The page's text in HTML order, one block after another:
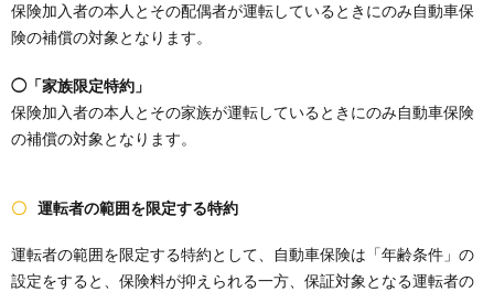
保険加入者の本人とその配偶者が運転しているときにのみ自動車保
険の補償の対象となります。
◯「家族限定特約」
保険加入者の本人とその家族が運転しているときにのみ自動車保険
の補償の対象となります。
運転者の範囲を限定する特約
運転者の範囲を限定する特約として、自動車保険は「年齢条件」の
設定をすると、保険料が抑えられる一方、保証対象となる運転者の